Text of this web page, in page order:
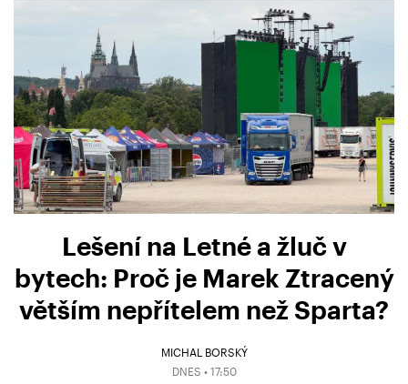
Lešení na Letné a žluč v
bytech: Proč je Marek Ztracený
větším nepřítelem než Sparta?
MICHAL BORSKÝ
DNES • 17:50